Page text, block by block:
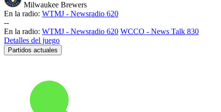
Milwaukee Brewers
En la radio: WTMJ - Newsradio 620
--
En la radio: WTMJ - Newsradio 620 WCCO - News Talk 830
Detalles del juego
Partidos actuales